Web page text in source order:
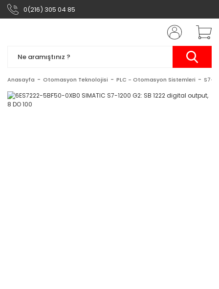
0(216) 305 04 85
Anasayfa Otomasyon Teknolojisi PLC - Otomasyon Sistemleri S7-